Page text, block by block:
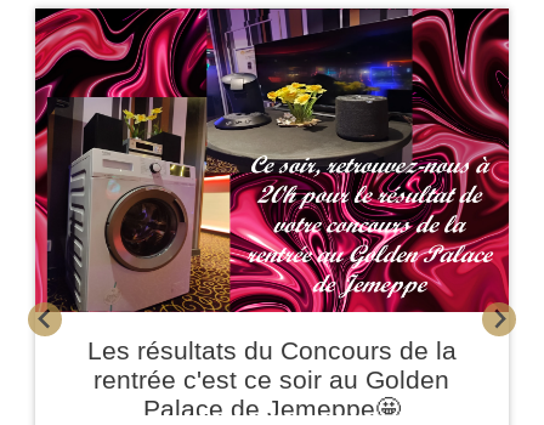
Les résultats du Concours de la
rentrée c'est ce soir au Golden
Palace de Jemeppe🤩